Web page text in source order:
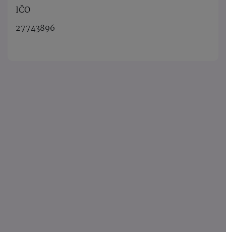
IČO
27743896